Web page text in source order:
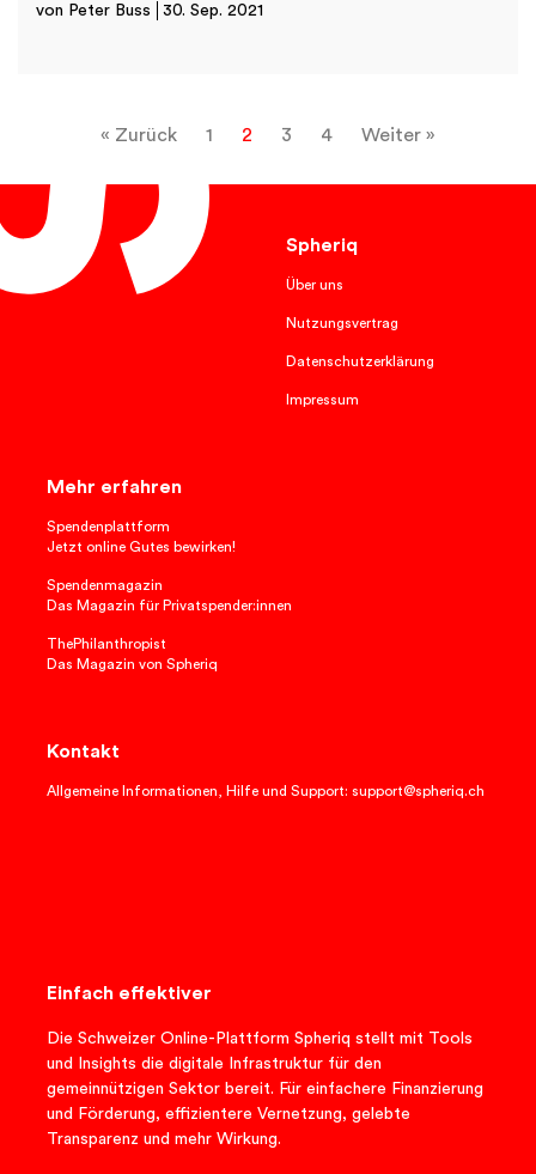
von Peter Buss 30. Sep. 2021
« Zurück 1 2 3 4 Weiter »
Spheriq
Über uns
Nutzungsvertrag
Datenschutzerklärung
Impressum
Mehr erfahren
Spendenplattform
Jetzt online Gutes bewirken!
Spendenmagazin
Das Magazin für Privatspender:innen
ThePhilanthropist
Das Magazin von Spheriq
Kontakt
Allgemeine Informationen, Hilfe und Support: support@spheriq.ch
Einfach effektiver
Die Schweizer Online-Plattform Spheriq stellt mit Tools
und Insights die digitale Infrastruktur für den
gemeinnützigen Sektor bereit. Für einfachere Finanzierung
und Förderung, effizientere Vernetzung, gelebte
Transparenz und mehr Wirkung.